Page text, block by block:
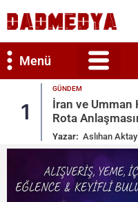
Menü
2
Mekke
Yazar: